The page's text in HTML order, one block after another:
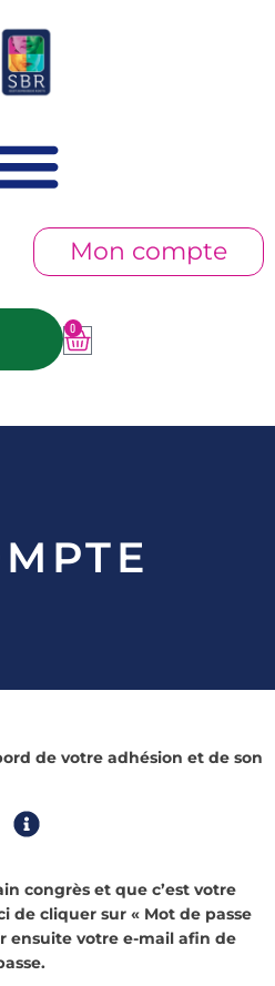
Mon compte
0
de votre adhésion et de son
congrès et que c’est votre
de cliquer sur « Mot de passe
ensuite votre e-mail afin de